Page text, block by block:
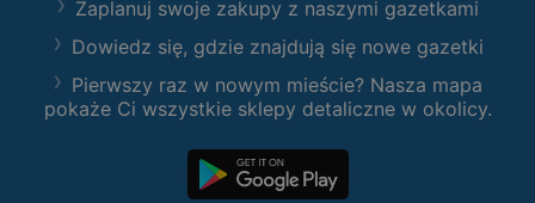
Zaplanuj swoje zakupy z naszymi gazetkami
Dowiedz się, gdzie znajdują się nowe gazetki
Pierwszy raz w nowym mieście? Nasza mapa
pokaże Ci wszystkie sklepy detaliczne w okolicy.